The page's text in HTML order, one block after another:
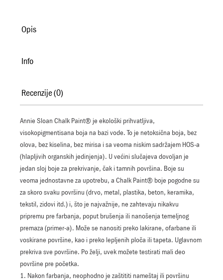
Opis
Info
Recenzije (0)
Annie Sloan Chalk Paint® je ekološki prihvatljiva,
visokopigmentisana boja na bazi vode. To je netoksična boja, bez
olova, bez kiselina, bez mirisa i sa veoma niskim sadržajem HOS-a
(hlapljivih organskih jedinjenja). U većini slučajeva dovoljan je
jedan sloj boje za prekrivanje, čak i tamnih površina. Boje su
veoma jednostavne za upotrebu, a Chalk Paint® boje pogodne su
za skoro svaku površinu (drvo, metal, plastika, beton, keramika,
tekstil, zidovi itd.) i, što je najvažnije, ne zahtevaju nikakvu
pripremu pre farbanja, poput brušenja ili nanošenja temeljnog
premaza (primer-a). Može se nanositi preko lakirane, ofarbane ili
voskirane površine, kao i preko lepljenih ploča ili tapeta. Uglavnom
prekriva sve površine. Po želji, uvek možete testirati mali deo
površine pre početka.
1. Nakon farbanja, neophodno je zaštititi nameštaj ili površinu